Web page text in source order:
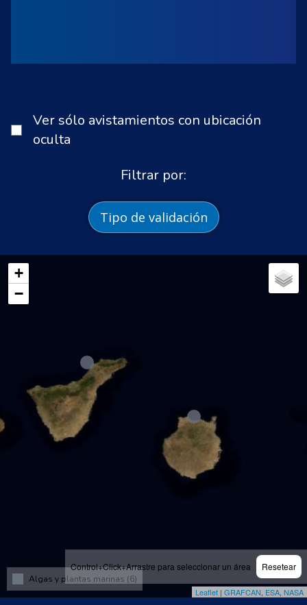
Ver sólo avistamientos con ubicación
oculta
Filtrar por:
Tipo de validación
Control+Click+Arrastre para seleccionar un área Resetear
+
−
Algas y plantas marinas (6)
Leaflet | GRAFCAN ESA NASA